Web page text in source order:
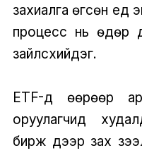
захиалга өгсөн үед
процесс нь өдөр
зайлсхийдэг.
ETF-үүд өөрөөр
оруулагчид
бирж дээр зах